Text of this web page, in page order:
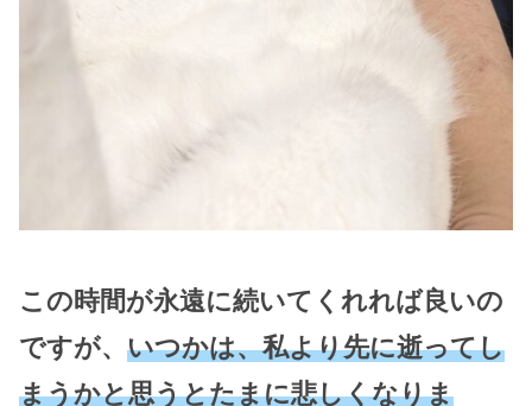
この時間が永遠に続いてくれれば良いの
ですが、 いつかは、私より先に逝ってし
まうかと思うとたまに悲しくなりま